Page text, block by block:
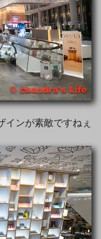
ンが素敵ですねぇ